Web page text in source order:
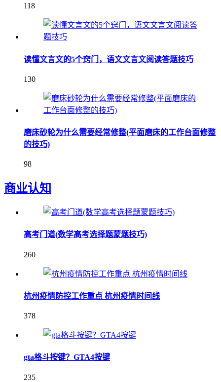
118
读懂文言文的5个窍门，语文文言文阅读答题技巧
130
磨床砂轮为什么需要经常修整(平面磨床的工作台面修整
的技巧)
98
商业认知
高考门道(数学高考选择题蒙题技巧)
260
杭州疫情防控工作重点 杭州疫情时间线
378
gta格斗按键？GTA4按键
235